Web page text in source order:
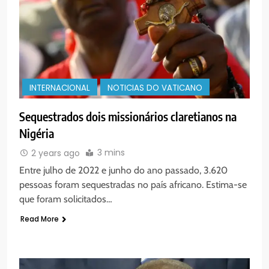
INTERNACIONAL NOTICIAS DO VATICANO
Sequestrados dois missionários claretianos na
Nigéria
2 years ago 3 mins
Entre julho de 2022 e junho do ano passado, 3.620
pessoas foram sequestradas no país africano. Estima-se
que foram solicitados…
Read More